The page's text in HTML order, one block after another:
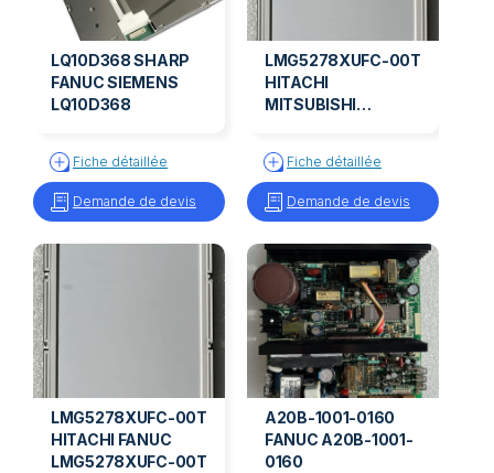
LQ10D368 SHARP
FANUC SIEMENS
LQ10D368
Fiche détaillée
Demande de devis
LMG5278XUFC-00T
HITACHI
MITSUBISHI
Fiche détaillée
Demande de devis
LMG5278XUFC-00T
HITACHI FANUC
LMG5278XUFC-00T
A20B-1001-0160
FANUC A20B-1001-
0160